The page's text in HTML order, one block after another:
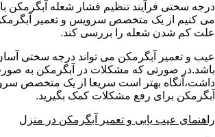
درجه سختی فرآیند تنظیم فشار شعله آبگرمکن
می کنیم از یک متخصص سرویس و تعمیر
علت کم شدن شعله را بررسی کند.
عیب و تعمیر آبگرمکن می تواند درجه سختی
باشد.در صورتی که مشکلات در آبگرمکن به
داشت،آنگاه بهتر است سریعا از یک متخصص
آبگرمکن برای رفع مشکلات کمک بگیرید.
راهنمای عیب یابی و تعمیر آبگرمکن در منزل